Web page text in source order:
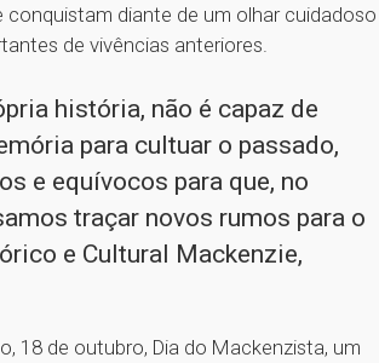
conquistam diante de um olhar cuidadoso
de vivências anteriores.
história, não é capaz de
para cultuar o passado,
e equívocos para que, no
traçar novos rumos para o
e Cultural Mackenzie,
18 de outubro, Dia do Mackenzista, um